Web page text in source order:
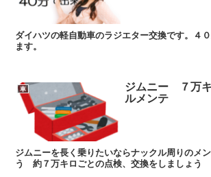
ダイハツの軽自動車のラジエター交換です。４
ます。
車 ジムニー ７万
ルメンテ
ジムニーを長く乗りたいならナックル周りのメ
う 約７万キロごとの点検、交換をしましょう